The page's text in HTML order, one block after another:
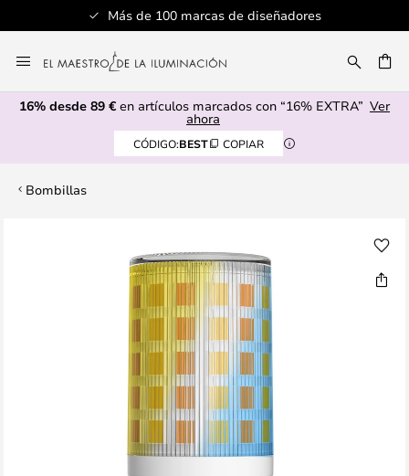
Más de 100 marcas de diseñadores
al
contenido
16% desde 89 € en artículos marcados con “16% EXTRA” Ver
ahora
CÓDIGO:BEST COPIAR
Bombillas